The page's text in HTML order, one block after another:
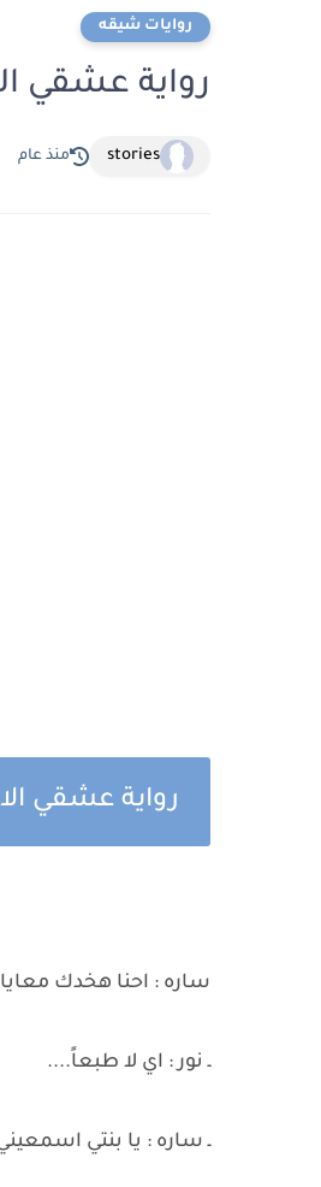
روايات شيقه
رواية عشقي الاسود
stories منذ عام
رواية عشقي
ساره : احنا هخدك
ـ نور : اي لا طبعاً....
ـ ساره : يا بنتي